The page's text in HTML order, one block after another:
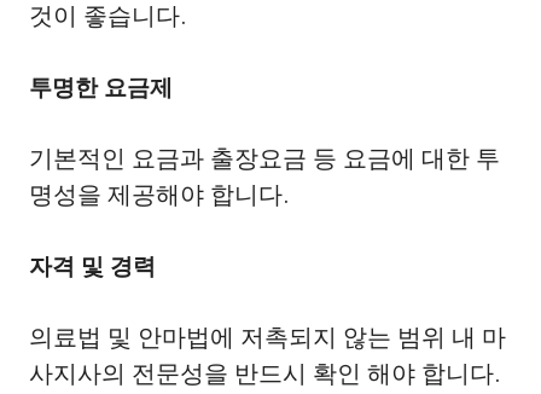
것이 좋습니다.
투명한 요금제
기본적인 요금과 출장요금 등 요금에 대한 투
명성을 제공해야 합니다.
자격 및 경력
의료법 및 안마법에 저촉되지 않는 범위 내 마
사지사의 전문성을 반드시 확인 해야 합니다.